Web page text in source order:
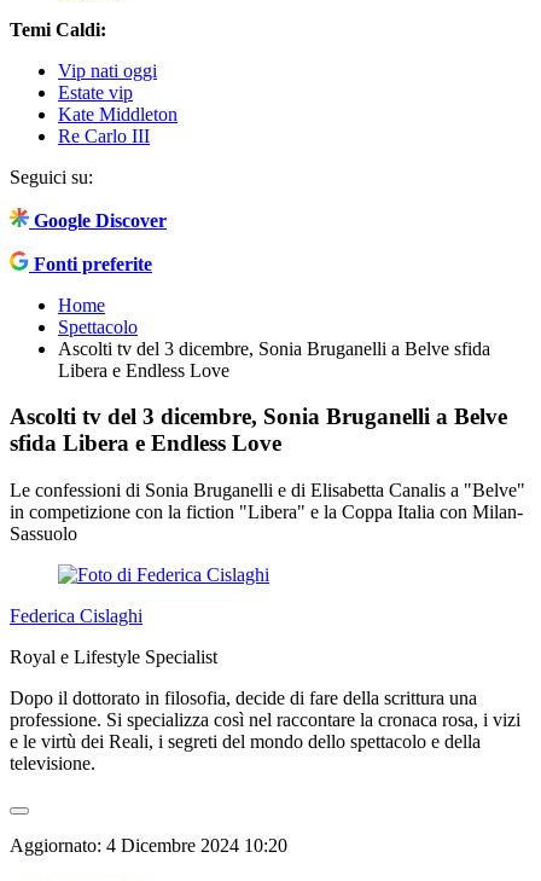
Temi Caldi:
Vip nati oggi
Estate vip
Kate Middleton
Re Carlo III
Seguici su:
Google Discover
Fonti preferite
Home
Spettacolo
Ascolti tv del 3 dicembre, Sonia Bruganelli a Belve sfida
Libera e Endless Love
Ascolti tv del 3 dicembre, Sonia Bruganelli a Belve
sfida Libera e Endless Love
Le confessioni di Sonia Bruganelli e di Elisabetta Canalis a "Belve"
in competizione con la fiction "Libera" e la Coppa Italia con Milan-
Sassuolo
Federica Cislaghi
Royal e Lifestyle Specialist
Dopo il dottorato in filosofia, decide di fare della scrittura una
professione. Si specializza così nel raccontare la cronaca rosa, i vizi
e le virtù dei Reali, i segreti del mondo dello spettacolo e della
televisione.
Aggiornato: 4 Dicembre 2024 10:20